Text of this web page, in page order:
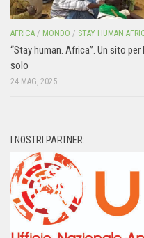
AFRICA / MONDO / STAY HUMAN
“Stay human. Africa”. Un sito
solo
24 MAG, 2025
I NOSTRI PARTNER: